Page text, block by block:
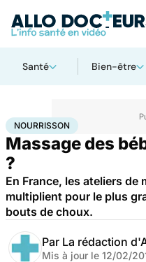
Santé Bien-être
AccueilSantéNourrisson
NOURRISSON
Massage des
?
En France, les ateliers de
multiplient pour le plus
bouts de choux.
Par La rédaction
Mis à jour le 12/02/